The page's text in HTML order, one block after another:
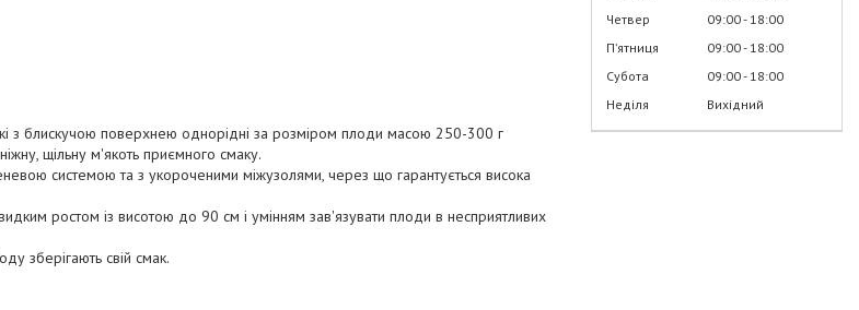
з блискучою поверхнею однорідні за розміром плоди масою 250-300 г
щільну м'якоть приємного смаку.
системою та з укороченими міжузолями, через що гарантується висока
ростом із висотою до 90 см і умінням зав'язувати плоди в несприятливих
зберігають свій смак.
Четвер
09:00 18:00
Пʼятниця
09:00 18:00
Субота
09:00 18:00
Неділя
Вихідний